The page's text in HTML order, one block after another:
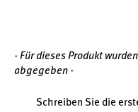
- Für dieses Produkt
abgegeben -
Schreiben Sie die